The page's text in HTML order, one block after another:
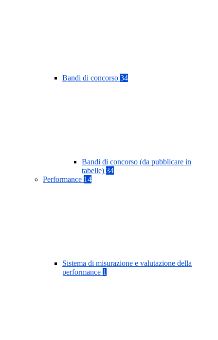
Bandi di concorso 34
Bandi di concorso (da pubblicare in
tabelle) 34
Performance 14
Sistema di misurazione e valutazione della
performance 1